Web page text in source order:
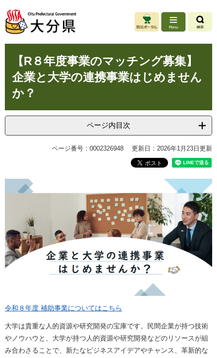
ジ
先
ュ
を
へ
【R８年度事業のマッチング募集】
企業と大学の連携事業はじめません
か？
ページ内目次
ページ番号：0002326948 更新日：2026年1月23日更新
令和８年度 補助事業についてはこちら
大学は貴重な人的資源や研究開発の宝庫です。民間企業が持つ技術
やノウハウと、大学が持つ人的資源や研究開発などのリソースが組
み合わさることで、新たなビジネスアイデアやチャンス、革新的な